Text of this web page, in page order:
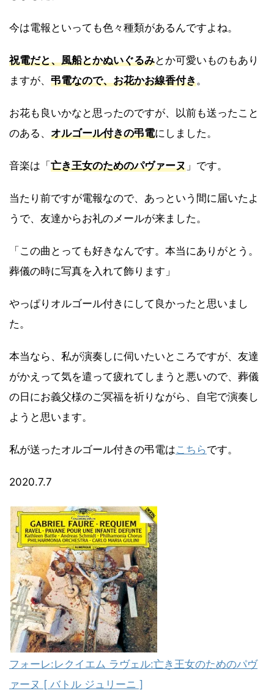
今は電報といっても色々種類があるんですよね。
祝電だと、風船とかぬいぐるみとか可愛いものもあり
ますが、 弔電なので、お花かお線香付き。
お花も良いかなと思ったのですが、以前も送ったこと
のある、 オルゴール付きの弔電にしました。
音楽は「亡き王女のためのパヴァーヌ 」です。
当たり前ですが電報なので、あっという間に届いたよ
うで、友達からお礼のメールが来ました。
「この曲とっても好きなんです。本当にありがとう。
葬儀の時に写真を入れて飾ります」
やっぱりオルゴール付きにして良かったと思いまし
た。
本当なら、私が演奏しに伺いたいところですが、友達
がかえって気を遣って疲れてしまうと悪いので、葬儀
の日にお義父様のご冥福を祈りながら、自宅で演奏し
ようと思います。
私が送ったオルゴール付きの弔電はこちらです。
2020.7.7
フォーレ:レクイエム ラヴェル:亡き王女のためのパヴ
ァーヌ [ バトル ジュリーニ ]